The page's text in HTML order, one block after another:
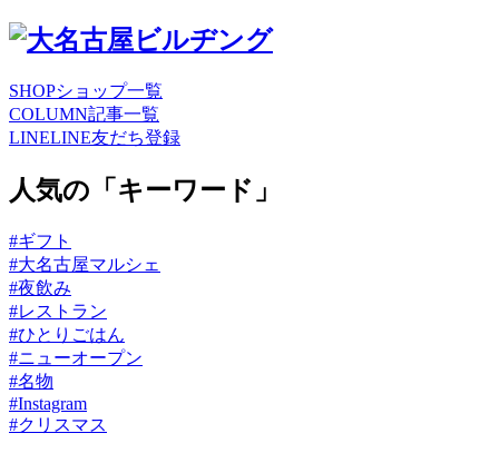
SHOPショップ一覧
COLUMN記事一覧
LINELINE友だち登録
人気の「キーワード」
#ギフト
#大名古屋マルシェ
#夜飲み
#レストラン
#ひとりごはん
#ニューオープン
#名物
#Instagram
#クリスマス